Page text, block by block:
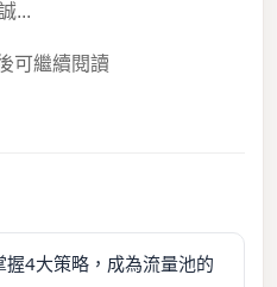
...
可繼續閱讀
4大策略，成為流量池的